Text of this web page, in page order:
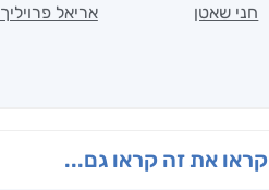
חני שאטן אריאל פרויליך
את זה קראו גם...